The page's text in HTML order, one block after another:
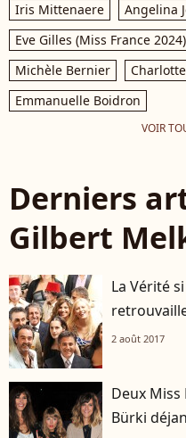
Iris Mittenaere
Angelina
Eve Gilles (Miss France 2024)
Michèle Bernier
Emmanuelle Boidron
VOIR
Derniers
Gilbert
La Vérité
2 août 2017
Deux
Bürki